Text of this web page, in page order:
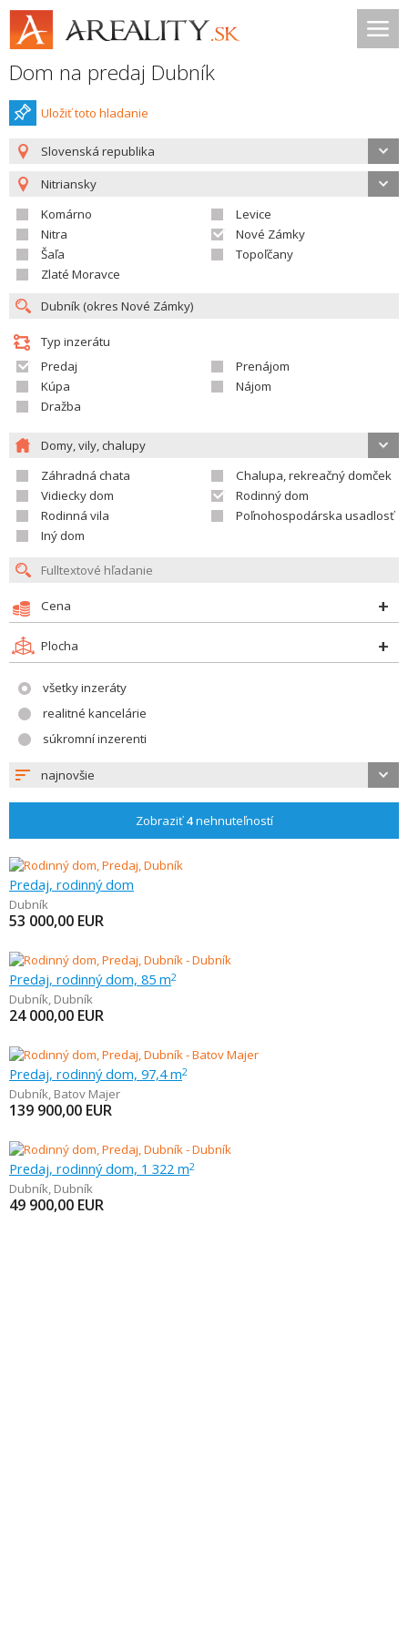
Dom na predaj Dubník
Uložiť toto hladanie
Slovenská republika
Nitriansky
Komárno
Levice
Nitra
Nové Zámky
Šaľa
Topoľčany
Zlaté Moravce
Typ inzerátu
Predaj
Prenájom
Kúpa
Nájom
Dražba
Domy, vily, chalupy
Záhradná chata
Chalupa, rekreačný domček
Vidiecky dom
Rodinný dom
Rodinná vila
Poľnohospodárska usadlosť
Iný dom
Cena
Plocha
všetky inzeráty
realitné kancelárie
súkromní inzerenti
najnovšie
Zobraziť4nehnuteľností
Predaj, rodinný dom
Dubník
53 000,00 EUR
Predaj, rodinný dom, 85 m2
Dubník, Dubník
24 000,00 EUR
Predaj, rodinný dom, 97,4 m2
Dubník, Batov Majer
139 900,00 EUR
Predaj, rodinný dom, 1 322 m2
Dubník, Dubník
49 900,00 EUR